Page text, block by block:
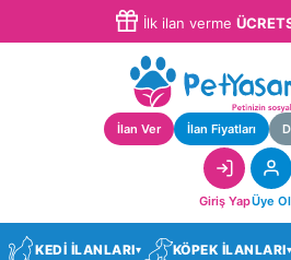
İlk ilan verme
İlan Ver İlan Fiyatları
Giriş YapÜye Ol
KEDİ İLANLARI▾ KÖPEK İLANLARI▾